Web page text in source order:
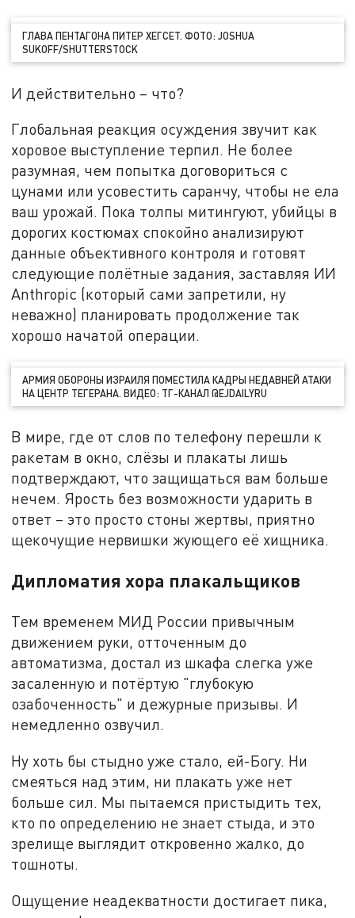
ГЛАВА ПЕНТАГОНА ПИТЕР ХЕГСЕТ. ФОТО: JOSHUA
SUKOFF/SHUTTERSTOCK
И действительно – что?
Глобальная реакция осуждения звучит как
хоровое выступление терпил. Не более
разумная, чем попытка договориться с
цунами или усовестить саранчу, чтобы не ела
ваш урожай. Пока толпы митингуют, убийцы в
дорогих костюмах спокойно анализируют
данные объективного контроля и готовят
следующие полётные задания, заставляя ИИ
Anthropic (который сами запретили, ну
неважно) планировать продолжение так
хорошо начатой операции.
АРМИЯ ОБОРОНЫ ИЗРАИЛЯ ПОМЕСТИЛА КАДРЫ НЕДАВНЕЙ АТАКИ
НА ЦЕНТР ТЕГЕРАНА. ВИДЕО: ТГ-КАНАЛ @EJDAILYRU
В мире, где от слов по телефону перешли к
ракетам в окно, слёзы и плакаты лишь
подтверждают, что защищаться вам больше
нечем. Ярость без возможности ударить в
ответ – это просто стоны жертвы, приятно
щекочущие нервишки жующего её хищника.
Дипломатия хора плакальщиков
Тем временем МИД России привычным
движением руки, отточенным до
автоматизма, достал из шкафа слегка уже
засаленную и потёртую "глубокую
озабоченность" и дежурные призывы. И
немедленно озвучил.
Ну хоть бы стыдно уже стало, ей-Богу. Ни
смеяться над этим, ни плакать уже нет
больше сил. Мы пытаемся пристыдить тех,
кто по определению не знает стыда, и это
зрелище выглядит откровенно жалко, до
тошноты.
Ощущение неадекватности достигает пика,